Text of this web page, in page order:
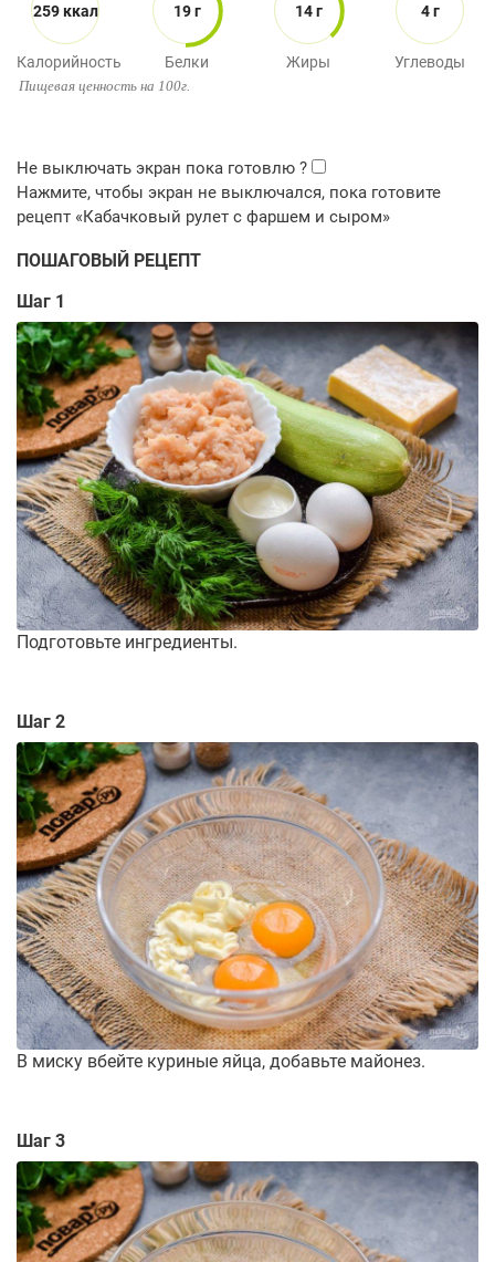
259 ккал
Калорийность
19 г
Белки
14 г
Жиры
4 г
Углеводы
Пищевая ценность на 100г.
ПОШАГОВЫЙ РЕЦЕПТ
Шаг 1
Подготовьте ингредиенты.
Шаг 2
В миску вбейте куриные яйца, добавьте майонез.
Шаг 3